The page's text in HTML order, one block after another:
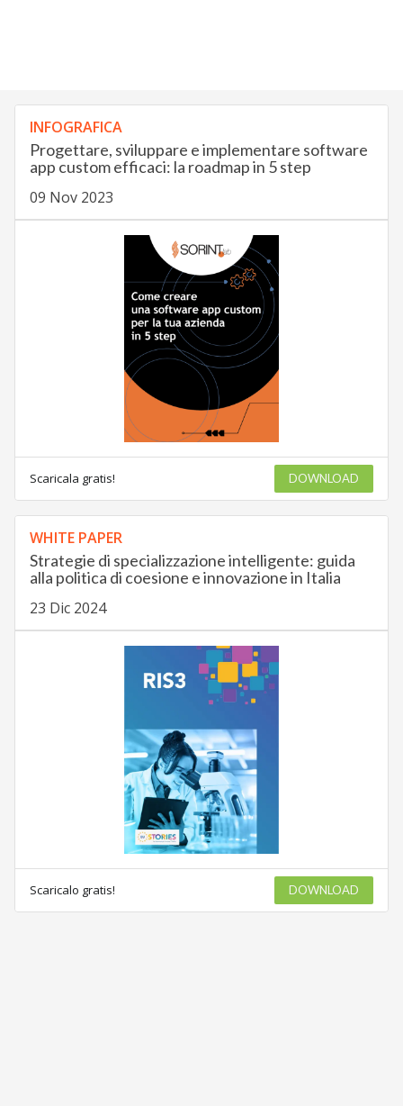
INFOGRAFICA
Progettare, sviluppare e implementare software
app custom efficaci: la roadmap in 5 step
09 Nov 2023
Scaricala gratis! DOWNLOAD
WHITE PAPER
Strategie di specializzazione intelligente: guida
alla politica di coesione e innovazione in Italia
23 Dic 2024
Scaricalo gratis! DOWNLOAD